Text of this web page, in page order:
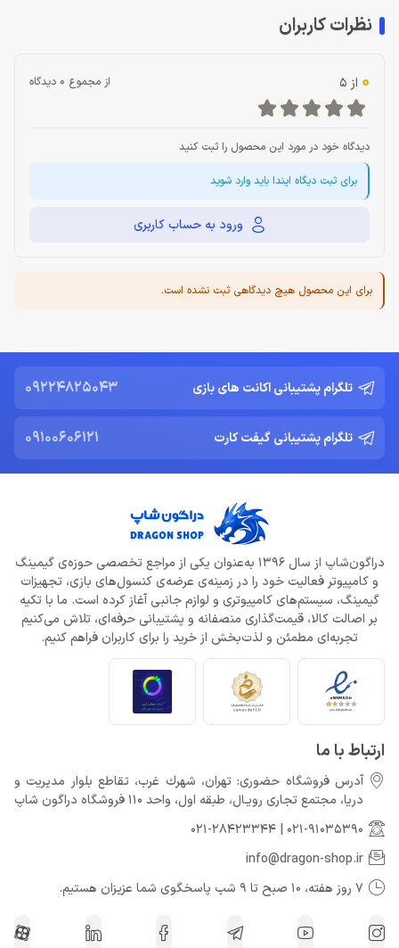
نظرات کاربران
0 از 5 از مجموع 0 دیدگاه
دیدگاه خود در مورد این محصول را ثبت کنید
برای ثبت دیگاه ایندا باید وارد شوید
ورود به حساب کاربری
برای این محصول هیچ دیدگاهی ثبت نشده است.
تلگرام پشتیبانی اکانت های بازی 09224825043
تلگرام پشتیبانی گیفت کارت 09100606121
دراگون‌شاپ از سال 1396 به‌عنوان یکی از مراجع تخصصی حوزه‌ی گیمینگ
و کامپیوتر فعالیت خود را در زمینه‌ی عرضه‌ی کنسول‌های بازی، تجهیزات
گیمینگ، سیستم‌های کامپیوتری و لوازم جانبی آغاز کرده است. ما با تکیه
بر اصالت کالا، قیمت‌گذاری منصفانه و پشتیبانی حرفه‌ای، تلاش می‌کنیم
تجربه‌ای مطمئن و لذت‌بخش از خرید را برای کاربران فراهم کنیم.
ارتباط با ما
آدرس فروشگاه حضوری: تهران، شهرك غرب، تقاطع بلوار مدیریت و
دريا، مجتمع تجارى رويـال، طبقه اول، واحد 110 فروشگاه دراگون شاپ
021-91035390
021-28423344
info@dragon-shop.ir
7 روز هفته، 10 صبح تا 9 شب پاسخگوی شما عزیزان هستیم.